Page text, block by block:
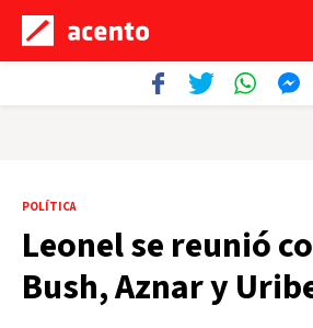
POLÍTICA
Leonel se reunió
Bush, Aznar y